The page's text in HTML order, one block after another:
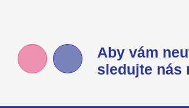
Aby vám
sledujte nás